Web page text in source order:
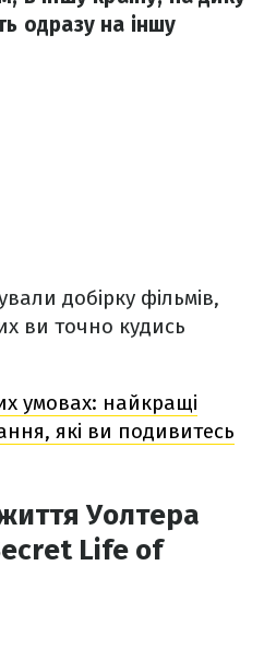
одразу на іншу
добірку фільмів,
ви точно кудись
умовах: найкращі
які ви подивитесь
Уолтера
Life of